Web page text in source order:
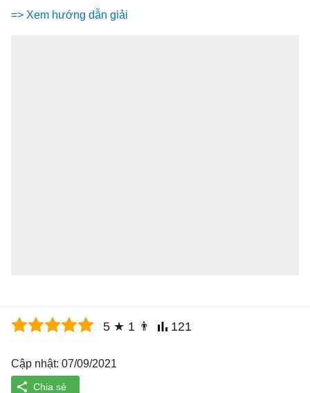
=> Xem hướng dẫn giải
5 ★ 1 👨 121
Cập nhật: 07/09/2021